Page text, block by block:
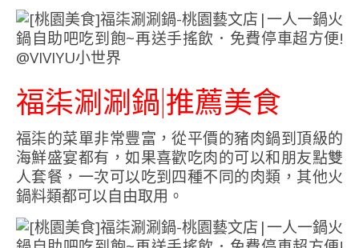
福柒涮涮鍋|推薦美食
福柒的菜單非常豐富，從平價的豬肉鍋到頂級的
海鮮盛宴都有，如果喜歡吃肉的可以和朋友點雙
人套餐，一次可以吃到四種不同的肉類，其他火
鍋料類都可以自由取用。